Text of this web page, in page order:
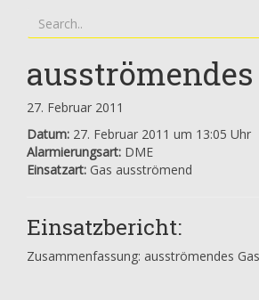
ausströmendes
27. Februar 2011
Datum: 27. Februar 2011 um 13:05 Uhr
Alarmierungsart: DME
Einsatzart: Gas ausströmend
Einsatzbericht:
Zusammenfassung: ausströmendes Gas